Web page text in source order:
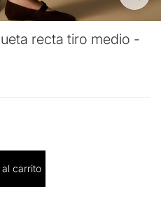
recta tiro medio -
al carrito